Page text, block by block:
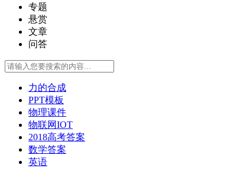
专题
悬赏
文章
问答
力的合成
PPT模板
物理课件
物联网IOT
2018高考答案
数学答案
英语